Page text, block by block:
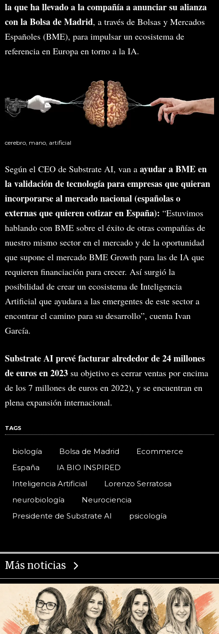
la que ha llevado a la compañía a anunciar su alianza
con la Bolsa de Madrid, a través de Bolsas y Mercados
Españoles (BME), para impulsar un ecosistema de
referencia en Europa en torno a la IA.
cerebro, mano, artificial
Según el CEO de Substrate AI, van a ayudar a BME en
la validación de tecnología para empresas que quieran
incorporarse al mercado nacional (españolas o
externas que quieren cotizar en España): “Estuvimos
hablando con BME sobre el éxito de otras compañías de
nuestro mismo sector en el mercado y de la oportunidad
que supone el mercado BME Growth para las de IA que
requieren financiación para crecer. Así surgió la
posibilidad de crear un ecosistema de Inteligencia
Artificial que ayudara a las emergentes de este sector a
encontrar el camino para su desarrollo”, cuenta Ivan
García.
Substrate AI prevé facturar alrededor de 24 millones
de euros en 2023 su objetivo es cerrar ventas por encima
de los 7 millones de euros en 2022), y se encuentran en
plena expansión internacional.
TAGS
biología Bolsa de Madrid
Ecommerce
España
IA BIO INSPIRED
Inteligencia Artificial
Lorenzo Serratosa
neurobiología
Neurociencia
Presidente de Substrate AI
psicología
Más noticias